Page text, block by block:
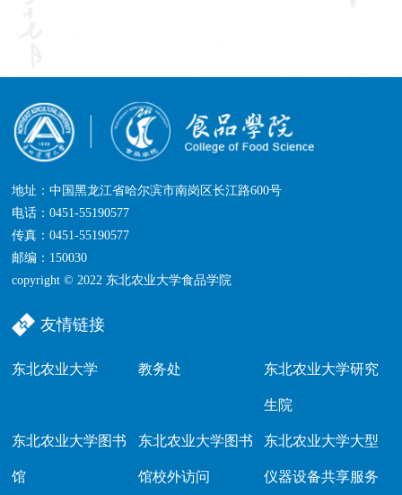
地址：中国黑龙江省哈尔滨市南岗区长江路600号
电话：0451-55190577
传真：0451-55190577
邮编：150030
copyright © 2022 东北农业大学食品学院
友情链接
东北农业大学 教务处 东北农业大学研究
生院
东北农业大学图书
馆
东北农业大学图书
馆校外访问
东北农业大学大型
仪器设备共享服务